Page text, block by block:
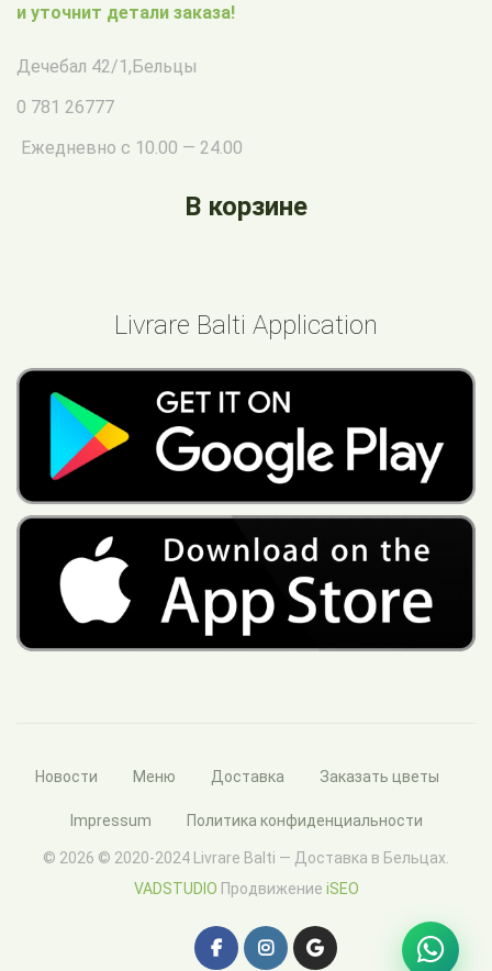
и уточнит детали заказа!
Дечебал 42/1,Бельцы
0 781 26777
Ежедневно с 10.00 — 24.00
В корзине
Livrare Balti Application
Новости Меню Доставка Заказать цветы
Impressum Политика конфиденциальности
© 2026 © 2020-2024 Livrare Balti — Доставка в Бельцах.
VADSTUDIO Продвижение iSEO